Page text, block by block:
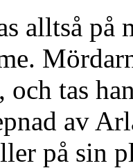
alltså på
, och tas
av
på sin